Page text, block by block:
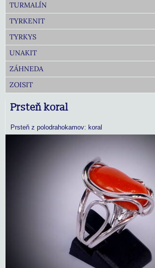
TURMALÍN
TYRKENIT
TYRKYS
UNAKIT
ZÁHNEDA
ZOISIT
Prsteň koral
Prsteň z polodrahokamov: koral